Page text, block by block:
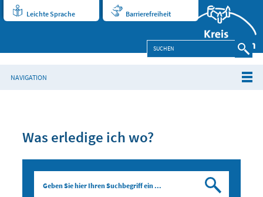
Leichte Sprache Barrierefreiheit
NAVIGATION
Was erledige ich wo?